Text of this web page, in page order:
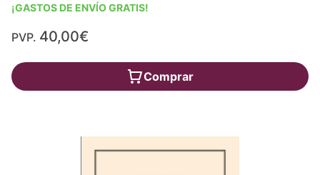
¡GASTOS DE ENVÍO GRATIS!
PVP. 40,00€
Comprar